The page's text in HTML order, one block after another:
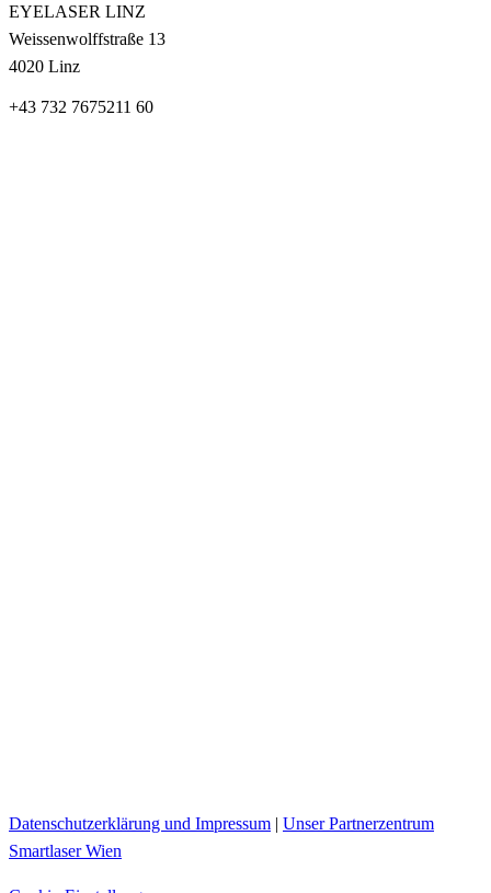
EYELASER LINZ
Weissenwolffstraße 13
4020 Linz
+43 732 7675211 60
Datenschutzerklärung und Impressum | Unser Partnerzentrum
Smartlaser Wien